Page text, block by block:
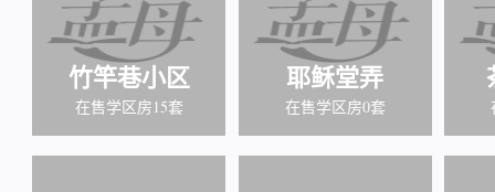
竹竿巷小区
在售学区房15套
耶稣堂弄
在售学区房0套